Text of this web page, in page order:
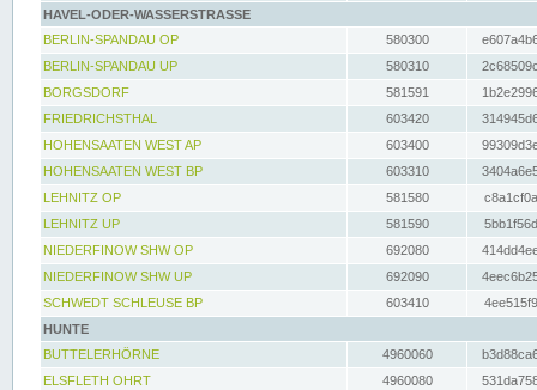
HAVEL-ODER-WASSERSTRASSE
BERLIN-SPANDAU OP
580300
BERLIN-SPANDAU UP
580310
BORGSDORF
581591
FRIEDRICHSTHAL
603420
HOHENSAATEN WEST AP
603400
HOHENSAATEN WEST BP
603310
LEHNITZ OP
581580
LEHNITZ UP
581590
NIEDERFINOW SHW OP
692080
NIEDERFINOW SHW UP
692090
SCHWEDT SCHLEUSE BP
603410
HUNTE
BUTTELERHÖRNE
4960060
ELSFLETH OHRT
4960080